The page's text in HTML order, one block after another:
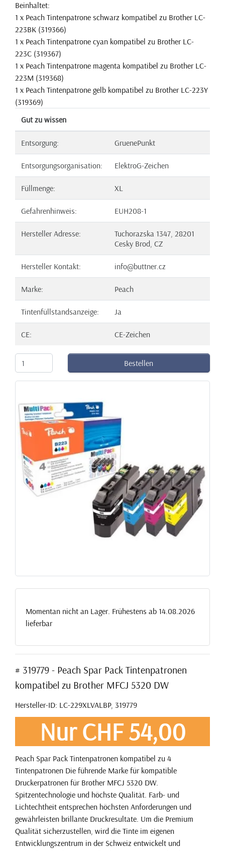
Beinhaltet:
1 x Peach Tintenpatrone schwarz kompatibel zu Brother LC-
223BK (319366)
1 x Peach Tintenpatrone cyan kompatibel zu Brother LC-
223C (319367)
1 x Peach Tintenpatrone magenta kompatibel zu Brother LC-
223M (319368)
1 x Peach Tintenpatrone gelb kompatibel zu Brother LC-223Y
(319369)
Gut zu wissen
Entsorgung: GruenePunkt
Entsorgungsorganisation: ElektroG-Zeichen
Füllmenge: XL
Gefahrenhinweis: EUH208-1
Hersteller Adresse:
Tuchorazska 1347, 28201
Cesky Brod, CZ
Hersteller Kontakt: info@buttner.cz
Marke: Peach
Tintenfüllstandsanzeige: Ja
CE: CE-Zeichen
Bestellen
Momentan nicht an Lager. Frühestens ab 14.08.2026
lieferbar
# 319779 - Peach Spar Pack Tintenpatronen
kompatibel zu Brother MFCJ 5320 DW
Hersteller-ID: LC-229XLVALBP, 319779
Nur CHF 54,00
Peach Spar Pack Tintenpatronen kompatibel zu 4
Tintenpatronen Die führende Marke für kompatible
Druckerpatronen für Brother MFCJ 5320 DW.
Spitzentechnologie und höchste Qualität. Farb- und
Lichtechtheit entsprechen höchsten Anforderungen und
gewährleisten brillante Druckresultate. Um die Premium
Qualität sicherzustellen, wird die Tinte im eigenen
Entwicklungszentrum in der Schweiz entwickelt und